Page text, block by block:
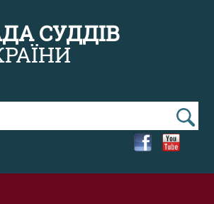
СУДДІВ